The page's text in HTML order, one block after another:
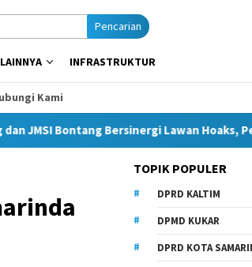
Pencarian
LAINNYA INFRASTRUKTUR
Kami
Bersinergi Lawan Hoaks, Perkuat
TOPIK POPULER
DPRD KALTIM
DPMD KUKAR
DPRD KOTA